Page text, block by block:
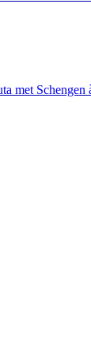
met Schengen